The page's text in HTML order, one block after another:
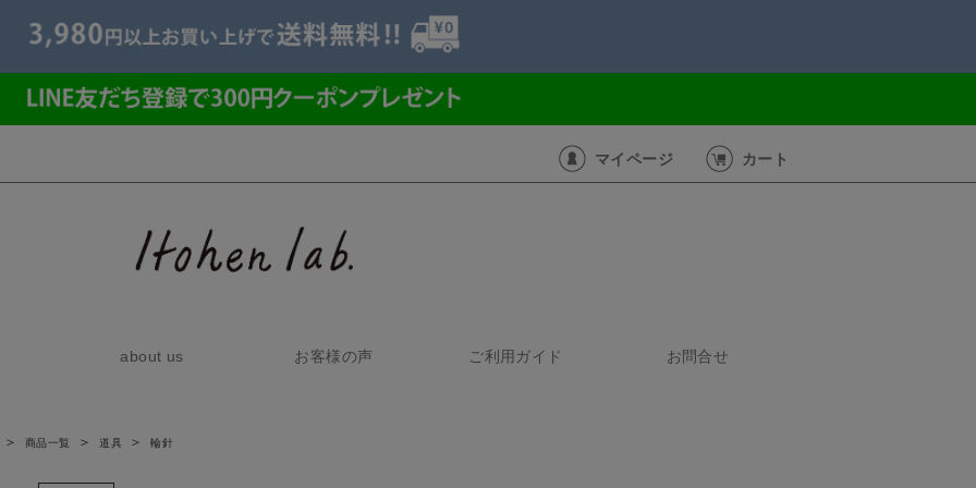
マイページ カート
about us お客様の声 ご利用ガイド お問合せ
商品一覧 道具 輪針